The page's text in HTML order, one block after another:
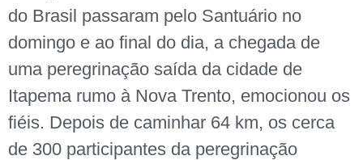
do Brasil passaram pelo Santuário no
domingo e ao final do dia, a chegada de
uma peregrinação saída da cidade de
Itapema rumo à Nova Trento, emocionou os
fiéis. Depois de caminhar 64 km, os cerca
de 300 participantes da peregrinação